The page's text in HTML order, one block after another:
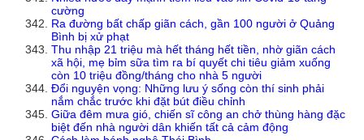
cường
Ra đường bất chấp giãn cách, gần 100 người ở Quảng
Bình bị xử phạt
Thu nhập 21 triệu mà hết tháng hết tiền, nhờ giãn cách
xã hội, mẹ bỉm sữa tìm ra bí quyết chi tiêu giảm xuống
còn 10 triệu đồng/tháng cho nhà 5 người
Đổi nguyện vọng: Những lưu ý sống còn thí sinh phải
nắm chắc trước khi đặt bút điều chỉnh
Giữa đêm mưa gió, chiến sĩ công an chở thùng hàng đặc
biệt đến nhà người dân khiến tất cả cảm động